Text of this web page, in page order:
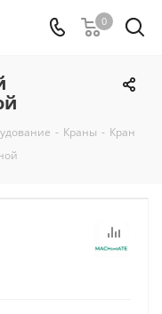
0
- Краны - Кран